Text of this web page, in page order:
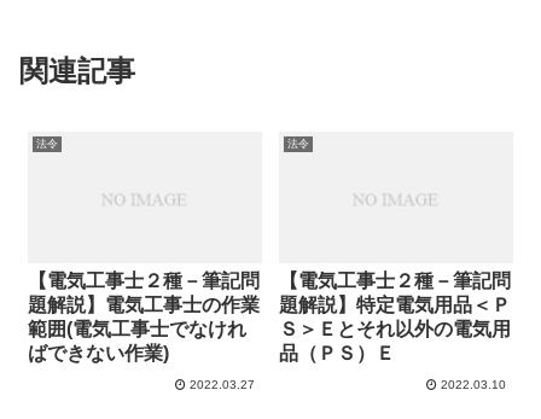
関連記事
法令
【電気工事士２種－筆記問
題解説】電気工事士の作業
範囲(電気工事士でなけれ
ばできない作業)
2022.03.27
法令
【電気工事士２種－筆記問
題解説】特定電気用品＜Ｐ
Ｓ＞Ｅとそれ以外の電気用
品（ＰＳ）Ｅ
2022.03.10